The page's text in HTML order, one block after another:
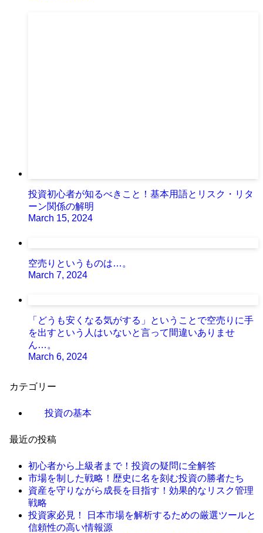
投資初心者が知るべきこと！基本用語とリスク・リタ
ーン関係の解明
March 15, 2024
空売りというものは…。
March 7, 2024
「どうも安くなる気がする」ということで空売りに手
を出すという人はいないと言って間違いありませ
ん…。
March 6, 2024
カテゴリー
投資の基本
最近の投稿
初心者から上級者まで！投資の疑問に全解答
市場を制した戦略！歴史に名を刻む投資の勝者たち
資産を守りながら成長を目指す！効果的なリスク管理
戦略
投資家必見！ 日本市場を解析するための厳選ツールと
信頼性の高い情報源